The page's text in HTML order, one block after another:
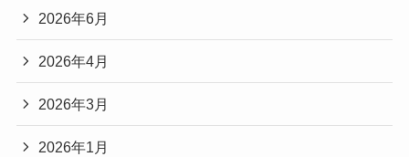
2026年6月
2026年4月
2026年3月
2026年1月